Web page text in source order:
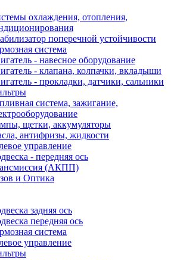
охлаждения, отопления,
поперечной устойчивости
система
- навесное оборудование
- клапана, колпачки, вкладыши
- прокладки, датчики, сальники
система, зажигание,
щетки, аккумуляторы
антифризы, жидкости
управление
- передняя ось
(АКПП)
и Оптика
задняя ось
передняя ось
система
управление